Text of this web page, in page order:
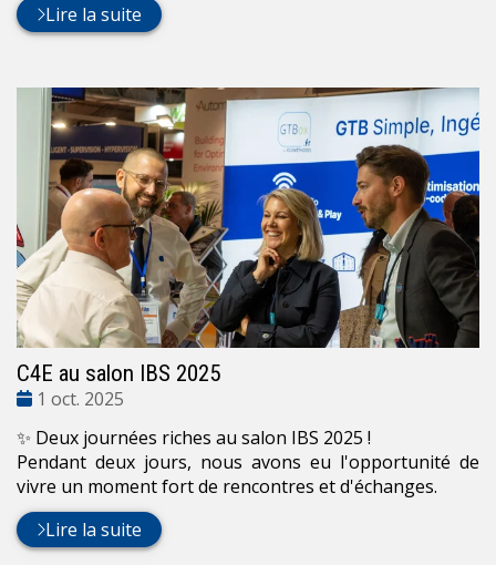
Lire la suite
C4E au salon IBS 2025
Date
1 oct. 2025
✨ Deux journées riches au salon IBS 2025 !
Pendant deux jours, nous avons eu l'opportunité de
vivre un moment fort de rencontres et d'échanges.
Lire la suite